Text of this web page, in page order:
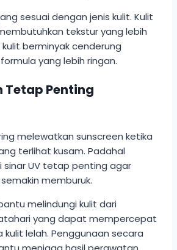
sesuai dengan jenis kulit. Kulit
tekstur yang lebih
berminyak cenderung
yang lebih ringan.
Tetap Penting
melewatkan sunscreen ketika
terlihat kusam. Padahal
sinar UV tetap penting agar
memburuk.
melindungi kulit dari
yang dapat mempercepat
lelah. Penggunaan secara